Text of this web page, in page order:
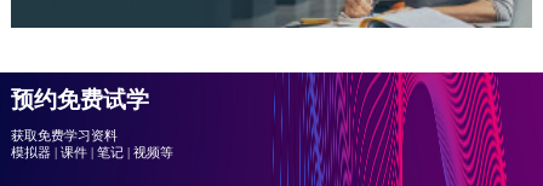
预约免费试学
获取免费学习资料
模拟器| 课件| 笔记| 视频等